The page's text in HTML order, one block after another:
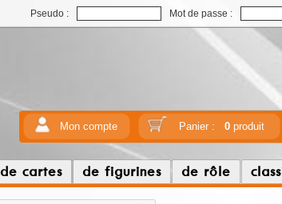
Pseudo : Mot de passe :
Mon compte Panier : 0produit
de cartes de figurines de rôle